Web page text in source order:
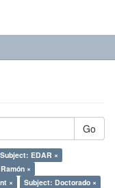
Go
Subject: EDAR ×
×
×
Subject: Doctorado ×